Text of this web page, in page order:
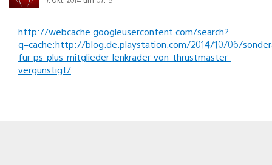
http://webcache.googleusercontent.com/search?
q=cache:http://blog.de.playstation.com/2014/10/06/
fur-ps-plus-mitglieder-lenkrader-von-thrustmaster-
vergunstigt/